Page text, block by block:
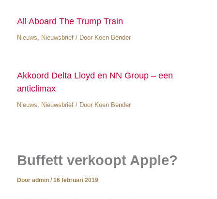
All Aboard The Trump Train
Nieuws Nieuwsbrief/ Door Koen Bender
Akkoord Delta Lloyd en NN Group – een
anticlimax
Nieuws Nieuwsbrief/ Door Koen Bender
Buffett verkoopt Apple?
Door admin / 16 februari 2019